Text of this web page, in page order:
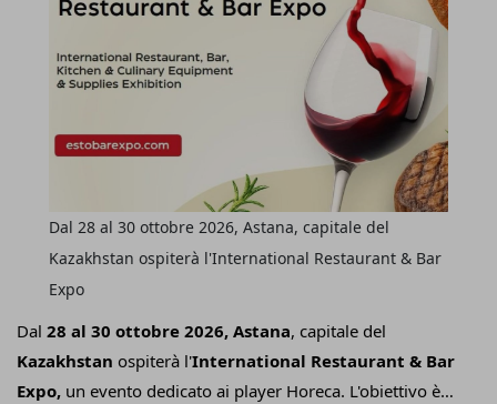
Dal 28 al 30 ottobre 2026, Astana, capitale del
Kazakhstan ospiterà l'International Restaurant & Bar
Expo, un evento dedicato ai player Horeca. L'obiettivo è
Dal 28 al 30 ottobre 2026, Astana, capitale del
Kazakhstan ospiterà l'International Restaurant & Bar
Expo